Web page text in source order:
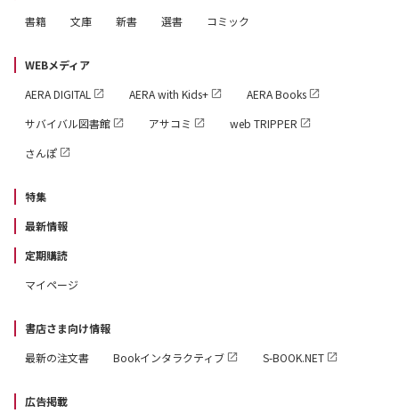
書籍
文庫 新書 選書 コミック
WEBメディア
AERA DIGITAL
AERA with Kids+
AERA Books
サバイバル図書館
アサコミ
web TRIPPER
さんぽ
特集
最新情報
定期購読
マイページ
書店さま向け情報
最新の注文書
Bookインタラクティブ S-BOOK.NET
広告掲載